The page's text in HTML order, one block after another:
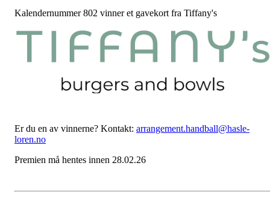
Kalendernummer 802 vinner et gavekort fra Tiffany's
Er du en av vinnerne? Kontakt: arrangement.handball@hasle-
loren.no
Premien må hentes innen 28.02.26